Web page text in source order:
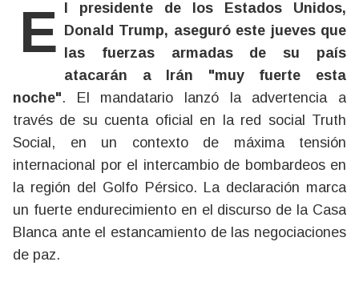
El presidente de los Estados Unidos,
Donald Trump, aseguró este jueves que
las fuerzas armadas de su país
atacarán a Irán "muy fuerte esta
noche". El mandatario lanzó la advertencia a
través de su cuenta oficial en la red social Truth
Social, en un contexto de máxima tensión
internacional por el intercambio de bombardeos en
la región del Golfo Pérsico. La declaración marca
un fuerte endurecimiento en el discurso de la Casa
Blanca ante el estancamiento de las negociaciones
de paz.